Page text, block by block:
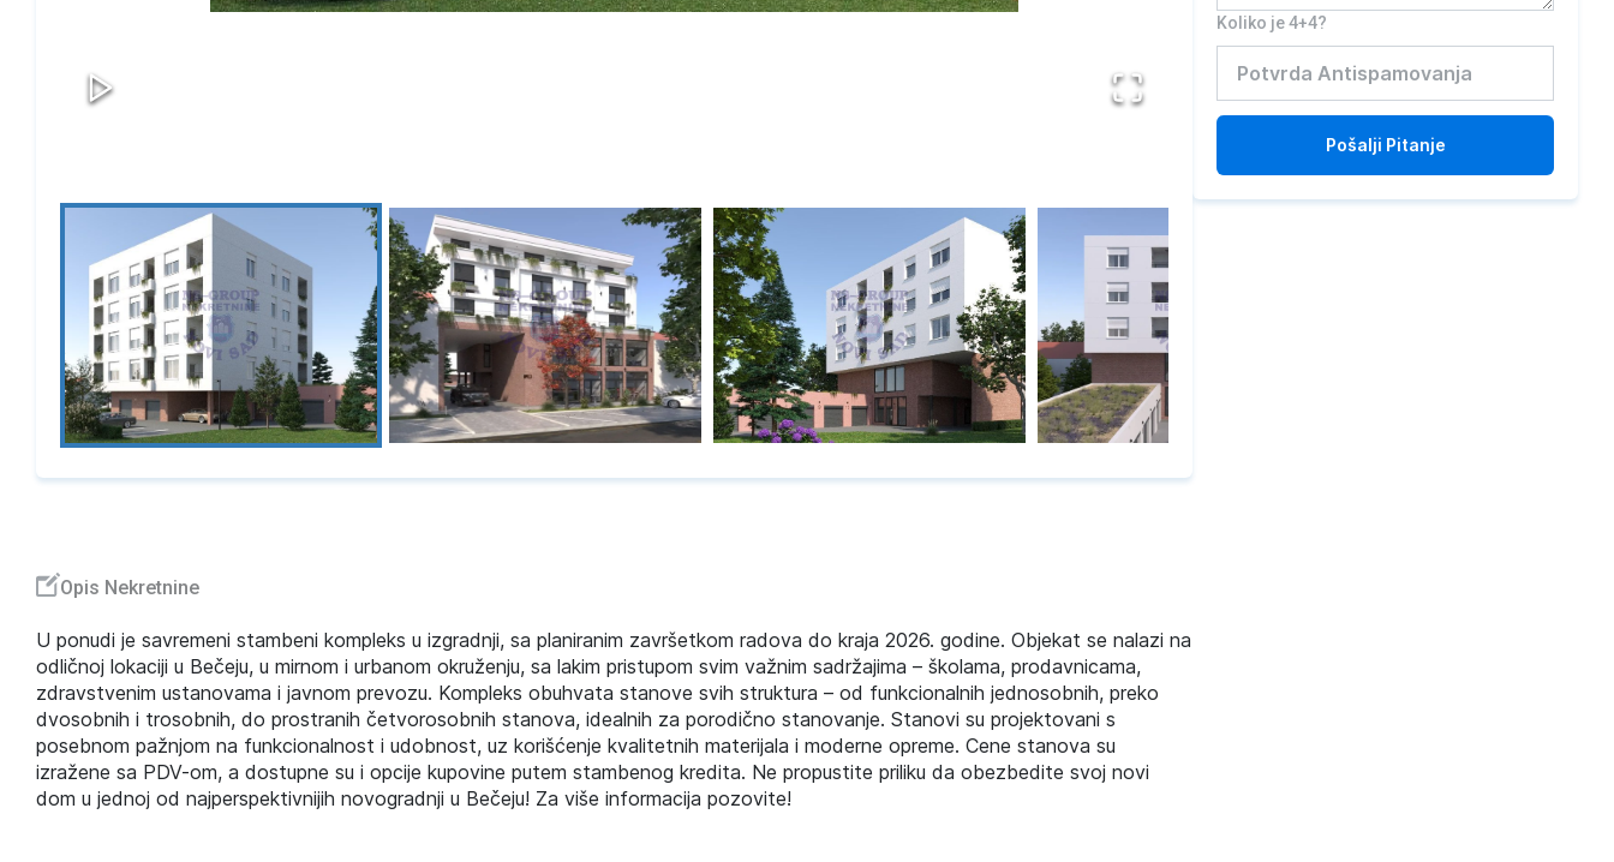
Opis Nekretnine
U ponudi je savremeni stambeni kompleks u izgradnji, sa planiranim završetkom radova do kraja 2026. godine. Objekat se nalazi na
odličnoj lokaciji u Bečeju, u mirnom i urbanom okruženju, sa lakim pristupom svim važnim sadržajima – školama, prodavnicama,
zdravstvenim ustanovama i javnom prevozu. Kompleks obuhvata stanove svih struktura – od funkcionalnih jednosobnih, preko
dvosobnih i trosobnih, do prostranih četvorosobnih stanova, idealnih za porodično stanovanje. Stanovi su projektovani s
posebnom pažnjom na funkcionalnost i udobnost, uz korišćenje kvalitetnih materijala i moderne opreme. Cene stanova su
izražene sa PDV-om, a dostupne su i opcije kupovine putem stambenog kredita. Ne propustite priliku da obezbedite svoj novi
dom u jednoj od najperspektivnijih novogradnji u Bečeju! Za više informacija pozovite!
Koliko je 4+4?
Pošalji Pitanje